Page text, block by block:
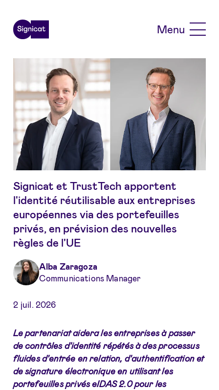
Menu
Alba Zaragoza
Communications Manager
2 juil. 2026
Signicat et TrustTech apportent
l'identité réutilisable aux entreprises
européennes via des portefeuilles
privés, en prévision des nouvelles
règles de l'UE
Le partenariat aidera les entreprises à passer
de contrôles d'identité répétés à des processus
fluides d'entrée en relation, d'authentification et
de signature électronique en utilisant les
portefeuilles privés eIDAS 2.0 pour les